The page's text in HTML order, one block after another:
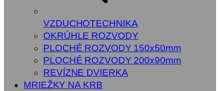
VZDUCHOTECHNIKA
OKRÚHLE ROZVODY
PLOCHÉ ROZVODY 150x50mm
PLOCHÉ ROZVODY 200x90mm
REVÍZNE DVIERKA
MRIEŽKY NA KRB